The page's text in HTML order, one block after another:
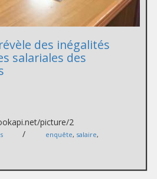
des inégalités
salariales des
picture/2
/ enquête, salaire,